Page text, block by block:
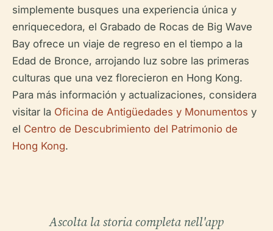
simplemente busques una experiencia única y
enriquecedora, el Grabado de Rocas de Big Wave
Bay ofrece un viaje de regreso en el tiempo a la
Edad de Bronce, arrojando luz sobre las primeras
culturas que una vez florecieron en Hong Kong.
Para más información y actualizaciones, considera
visitar la Oficina de Antigüedades y Monumentos y
el Centro de Descubrimiento del Patrimonio de
Hong Kong.
Ascolta la storia completa nell'app